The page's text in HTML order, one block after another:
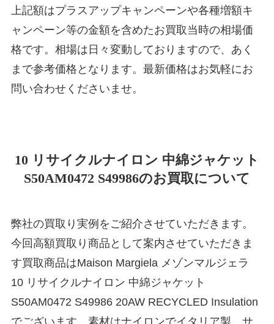
上記額はプラスアップキャンペーンや各種増額キ
ャンペーン等の金額を含めたお買取当時の相場価
格です。相場は日々変動しておりますので、あく
まで参考価格となります。最新価格はお気軽にお
問い合わせくださいませ。
10 リサイクルナイロン 中綿ジャケット
S50AM0472 S49986のお買取について
弊社の買取り実例をご紹介させていただきます。
今回高額買取り商品として案内させていただきま
す買取商品はMaison Margiela メゾンマルジェラ
10 リサイクルナイロン 中綿ジャケット
S50AM0472 S49986 20AW RECYCLED Insulation